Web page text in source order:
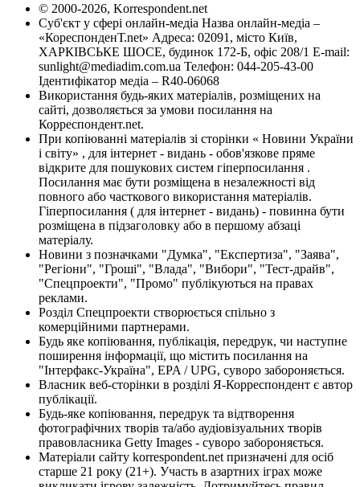
© 2000-2026, Korrespondent.net
Суб'єкт у сфері онлайн-медіа Назва онлайн-медіа –
«КореспонденТ.net» Адреса: 02091, місто Київ,
ХАРКІВСЬКЕ ШОСЕ, будинок 172-Б, офіс 208/1 E-mail:
sunlight@mediadim.com.ua Телефон: 044-205-43-00
Ідентифікатор медіа – R40-06068
Використання будь-яких матеріалів, розміщених на
сайті, дозволяється за умови посилання на
Корреспондент.net.
При копіюванні матеріалів зі сторінки « Новини України
і світу» , для інтернет - видань - обов'язкове пряме
відкрите для пошукових систем гіперпосилання .
Посилання має бути розміщена в незалежності від
повного або часткового використання матеріалів.
Гіперпосилання ( для інтернет - видань) - повинна бути
розміщена в підзаголовку або в першому абзаці
матеріалу.
Новини з позначками "Думка", "Експертиза", "Заява",
"Регіони", "Гроші", "Влада", "Вибори", "Тест-драйв",
"Спецпроекти", "Промо" публікуються на правах
реклами.
Розділ Спецпроекти створюється спільно з
комерційними партнерами.
Будь яке копіювання, публікація, передрук, чи наступне
поширення інформації, що містить посилання на
"Інтерфакс-Україна", EPA / UPG, суворо забороняється.
Власник веб-сторінки в розділі Я-Корреспондент є автор
публікації.
Будь-яке копіювання, передрук та відтворення
фотографічних творів та/або аудіовізуальних творів
правовласника Getty Images - суворо забороняється.
Матеріали сайту korrespondent.net призначені для осіб
старше 21 року (21+). Участь в азартних іграх може